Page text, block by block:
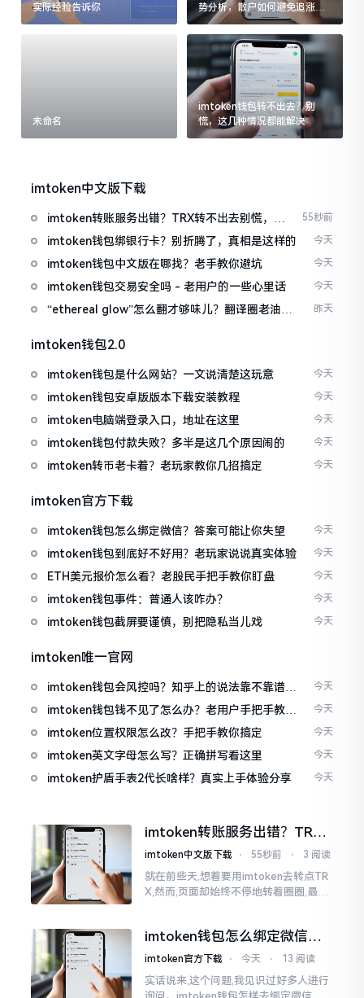
实际经验告诉你
势分析，散户如何避免追涨杀
跌被套牢
未命名
imtoken钱包转不出去？别
慌，这几种情况都能解决
imtoken中文版下载
imtoken转账服务出错？TRX转不出去别慌，这
几招试试
55秒前
imtoken钱包绑银行卡？别折腾了，真相是这样的 今天
imtoken钱包中文版在哪找？老手教你避坑 今天
imtoken钱包交易安全吗 - 老用户的一些心里话 今天
“ethereal glow”怎么翻才够味儿？翻译圈老油条
昨天
imtoken钱包2.0
imtoken钱包是什么网站？一文说清楚这玩意 今天
imtoken钱包安卓版版本下载安装教程 今天
imtoken电脑端登录入口，地址在这里 今天
imtoken钱包付款失败？多半是这几个原因闹的 今天
imtoken转币老卡着？老玩家教你几招搞定 今天
imtoken官方下载
imtoken钱包怎么绑定微信？答案可能让你失望 今天
imtoken钱包到底好不好用？老玩家说说真实体验 今天
ETH美元报价怎么看？老股民手把手教你盯盘 今天
imtoken钱包事件：普通人该咋办？ 今天
imtoken钱包截屏要谨慎，别把隐私当儿戏 今天
imtoken唯一官网
imtoken钱包会风控吗？知乎上的说法靠不靠谱，
老币民告诉你
今天
imtoken钱包钱不见了怎么办？老用户手把手教你
找回
今天
imtoken位置权限怎么改？手把手教你搞定 今天
imtoken英文字母怎么写？正确拼写看这里 今天
imtoken护盾手表2代长啥样？真实上手体验分享 今天
imtoken转账服务出错？TRX
转不出去别慌，这几招试试
imtoken中文版下载 ⋅ 55秒前 ⋅ 3 阅读
就在前些天,想着要用imtoken去转点TR
X,然而,页面却始终不停地转着圈圈,最终
imtoken钱包怎么绑定微信？
答案可能让你失望
imtoken官方下载 ⋅ 今天 ⋅ 13 阅读
实话说来,这个问题,我见识过好多人进行